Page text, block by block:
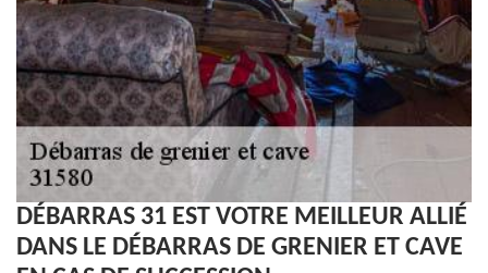
DÉBARRAS 31 EST VOTRE MEILLEUR ALLIÉ
DANS LE DÉBARRAS DE GRENIER ET CAVE